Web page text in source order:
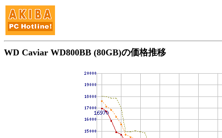
WD Caviar WD800BB (80GB)の価格推移